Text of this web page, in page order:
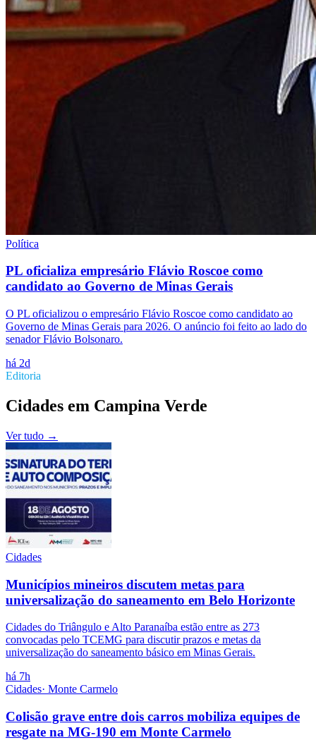
Política
PL oficializa empresário Flávio Roscoe como
candidato ao Governo de Minas Gerais
O PL oficializou o empresário Flávio Roscoe como candidato ao
Governo de Minas Gerais para 2026. O anúncio foi feito ao lado do
senador Flávio Bolsonaro.
há 2d
Editoria
Cidades em Campina Verde
Ver tudo →
Cidades
Municípios mineiros discutem metas para
universalização do saneamento em Belo Horizonte
Cidades do Triângulo e Alto Paranaíba estão entre as 273
convocadas pelo TCEMG para discutir prazos e metas da
universalização do saneamento básico em Minas Gerais.
há 7h
Cidades· Monte Carmelo
Colisão grave entre dois carros mobiliza equipes de
resgate na MG-190 em Monte Carmelo